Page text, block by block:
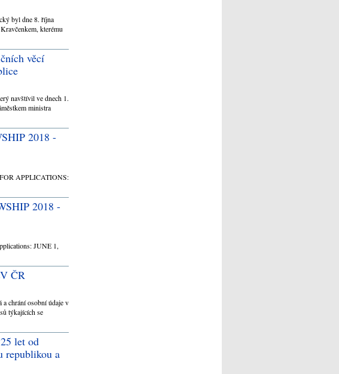
byl dne 8. října
kterému
věcí
navštívil ve dnech 1.
ministra
2018 -
APPLICATIONS:
2018 -
JUNE 1,
ČR
chrání osobní údaje v
týkajících se
let od
republikou a